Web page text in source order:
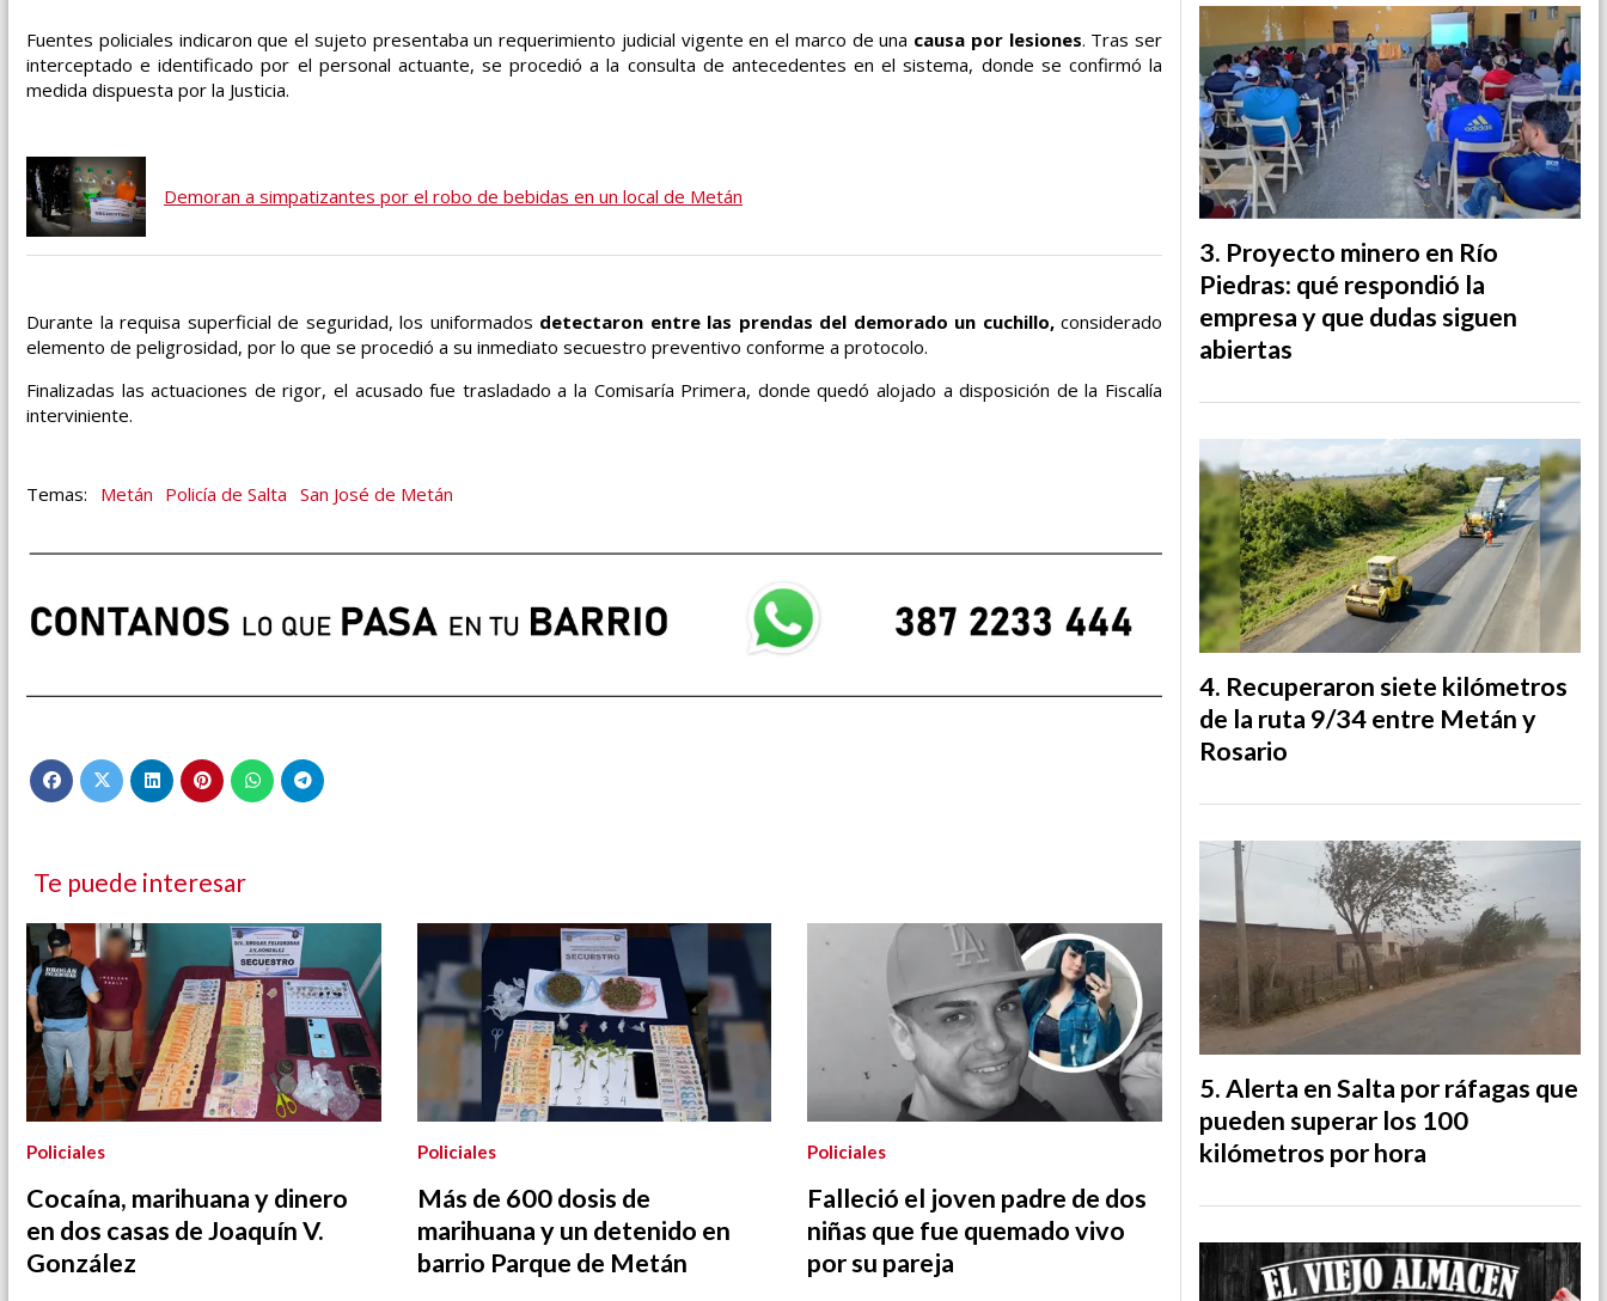
Fuentes policiales indicaron que el sujeto presentaba un requerimiento judicial vigente en el marco de una causa por lesiones. Tras ser
interceptado e identificado por el personal actuante, se procedió a la consulta de antecedentes en el sistema, donde se confirmó la
medida dispuesta por la Justicia.
Demoran a simpatizantes por el robo de bebidas en un local de Metán
Durante la requisa superficial de seguridad, los uniformados detectaron entre las prendas del demorado un cuchillo, considerado
elemento de peligrosidad, por lo que se procedió a su inmediato secuestro preventivo conforme a protocolo.
Finalizadas las actuaciones de rigor, el acusado fue trasladado a la Comisaría Primera, donde quedó alojado a disposición de la Fiscalía
interviniente.
Metán Policía de Salta San José de Metán
Te puede interesar
Cocaína, marihuana y dinero
en dos casas de Joaquín V.
González
Policiales
Más de 600 dosis de
marihuana y un detenido en
barrio Parque de Metán
Policiales
Falleció el joven padre de dos
niñas que fue quemado vivo
por su pareja
Policiales
Proyecto minero en Río
Piedras: qué respondió la
empresa y que dudas siguen
abiertas
Recuperaron siete kilómetros
de la ruta 9/34 entre Metán y
Rosario
Alerta en Salta por ráfagas que
pueden superar los 100
kilómetros por hora